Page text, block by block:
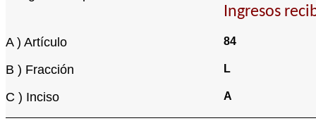
Ingresos
A ) Artículo 84
B ) Fracción L
C ) Inciso A